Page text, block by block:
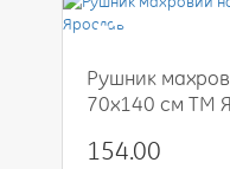
-50%
Рушник
70x140 см ТМ
154.00